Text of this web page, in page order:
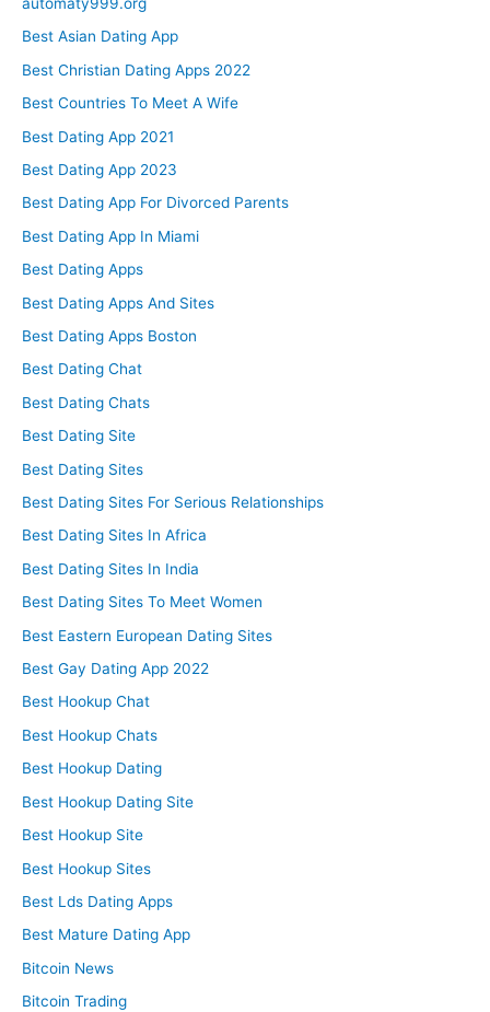
Best Asian Dating App
Best Christian Dating Apps 2022
Best Countries To Meet A Wife
Best Dating App 2021
Best Dating App 2023
Best Dating App For Divorced Parents
Best Dating App In Miami
Best Dating Apps
Best Dating Apps And Sites
Best Dating Apps Boston
Best Dating Chat
Best Dating Chats
Best Dating Site
Best Dating Sites
Best Dating Sites For Serious Relationships
Best Dating Sites In Africa
Best Dating Sites In India
Best Dating Sites To Meet Women
Best Eastern European Dating Sites
Best Gay Dating App 2022
Best Hookup Chat
Best Hookup Chats
Best Hookup Dating
Best Hookup Dating Site
Best Hookup Site
Best Hookup Sites
Best Lds Dating Apps
Best Mature Dating App
Bitcoin News
Bitcoin Trading